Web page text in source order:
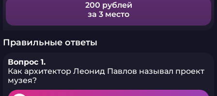
200 рублей
за 3 место
Правильные ответы
Вопрос 1.
Как архитектор Леонид Павлов называл проект
музея?